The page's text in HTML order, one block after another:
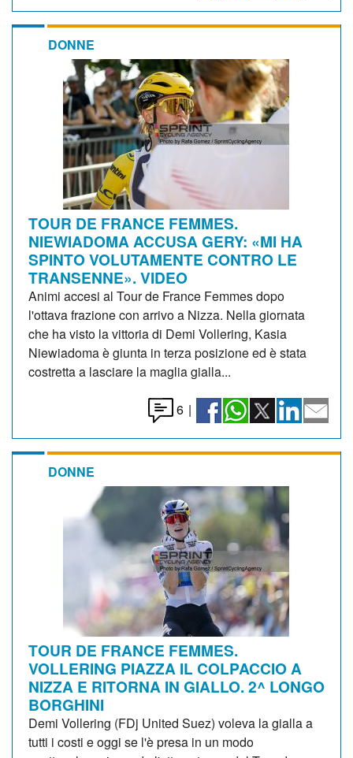
DONNE
TOUR DE FRANCE FEMMES.
NIEWIADOMA ACCUSA GERY: «MI HA
SPINTO VOLUTAMENTE CONTRO LE
TRANSENNE». VIDEO
Animi accesi al Tour de France Femmes dopo
l'ottava frazione con arrivo a Nizza. Nella giornata
che ha visto la vittoria di Demi Vollering, Kasia
Niewiadoma è giunta in terza posizione ed è stata
costretta a lasciare la maglia gialla...
6 |
DONNE
TOUR DE FRANCE FEMMES.
VOLLERING PIAZZA IL COLPACCIO A
NIZZA E RITORNA IN GIALLO. 2^ LONGO
BORGHINI
Demi Vollering (FDj United Suez) voleva la gialla a
tutti i costi e oggi se l'è presa in un modo